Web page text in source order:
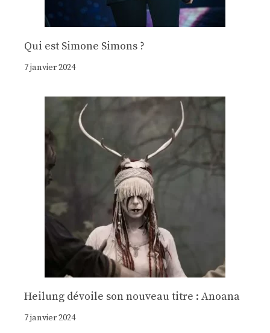
Qui est Simone Simons ?
7 janvier 2024
Heilung dévoile son nouveau titre : Anoana
7 janvier 2024